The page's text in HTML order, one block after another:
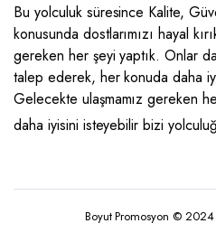
Bu yolculuk süresince Kalite,
konusunda dostlarımızı hayal
gereken her şeyi yaptık. Onlar
talep ederek, her konuda daha iyi
Gelecekte ulaşmamız gereken
daha iyisini isteyebilir bizi
Boyut Promosyon © 2024